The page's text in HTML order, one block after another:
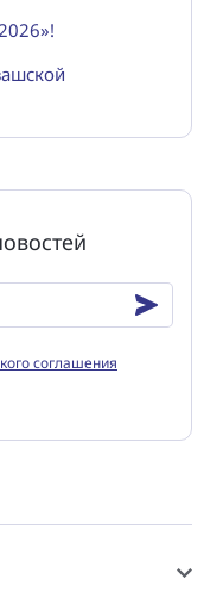
соглашения